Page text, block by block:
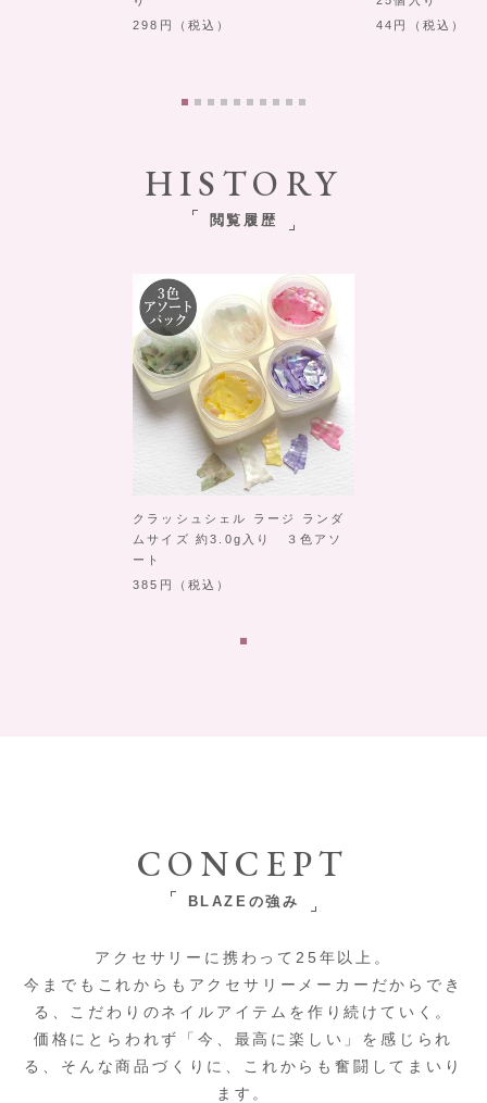
298
（税込）
44
（税込）
HISTORY
閲覧履歴
クラッシュシェル ラージ ランダ
ムサイズ 約3.0g入り ３色アソ
ート
385
（税込）
CONCEPT
BLAZEの強み
アクセサリーに携わって25年以上。
今までもこれからもアクセサリーメーカーだからでき
る、こだわりのネイルアイテムを作り続けていく。
価格にとらわれず「今、最高に楽しい」を感じられ
る、そんな商品づくりに、これからも奮闘してまいり
ます。